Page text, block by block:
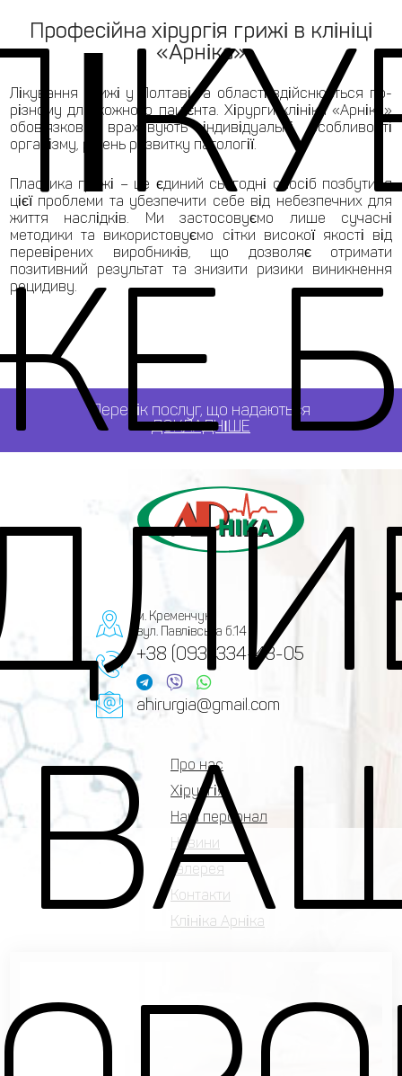
Професійна хірургія грижі в клініці
«Арніка»
Лікування грижі у Полтаві та області здійснюється по-
різному для кожного пацієнта. Хірурги клініки «Арніка»
обов'язково враховують індивідуальні особливості
організму, рівень розвитку патології.
Пластика грижі – це єдиний сьогодні спосіб позбутися
цієї проблеми та убезпечити себе від небезпечних для
життя наслідків. Ми застосовуємо лише сучасні
методики та використовуємо сітки високої якості від
перевірених виробників, що дозволяє отримати
позитивний результат та знизити ризики виникнення
рецидиву.
Перелік послуг, що надаються
ДОКЛАДНІШЕ
м. Кременчук,
вул. Павлівська б.14
+38 (093) 334-43-05
ahirurgia@gmail.com
Про нас
Хірургія
Наш персонал
Новини
Галерея
Контакти
Клініка Арніка